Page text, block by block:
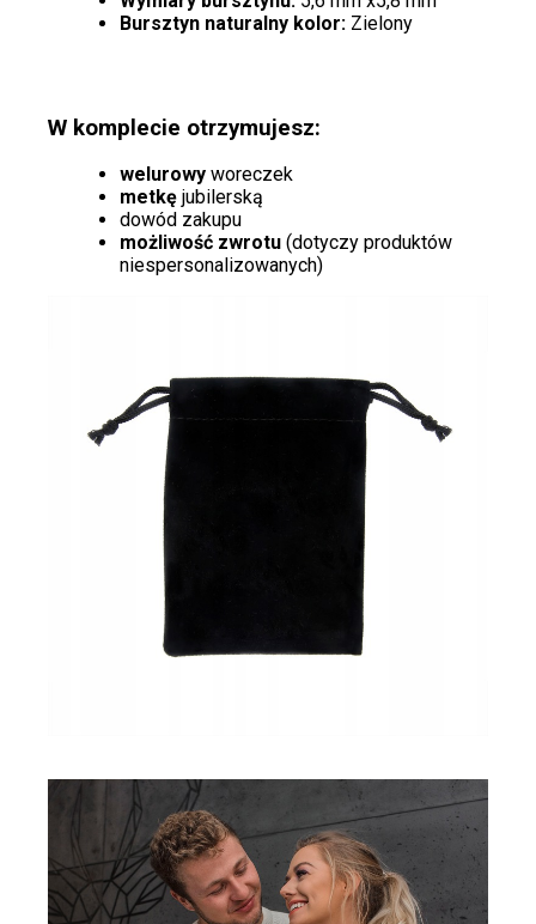
Bursztyn naturalny kolor: Zielony
W komplecie otrzymujesz:
welurowy woreczek
metkę jubilerską
dowód zakupu
możliwość zwrotu (dotyczy produktów
niespersonalizowanych)